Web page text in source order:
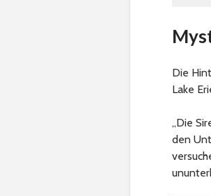
Die
Lake
„Die
den